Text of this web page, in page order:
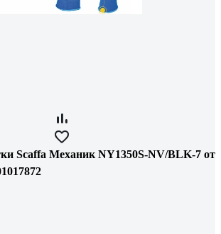
Scaffa Механик NY1350S-NV/BLK-7 от